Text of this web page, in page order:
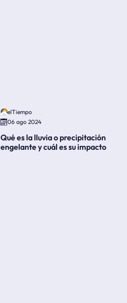
elTiempo
06 ago 2024
Qué es la lluvia o precipitación
engelante y cuál es su impacto